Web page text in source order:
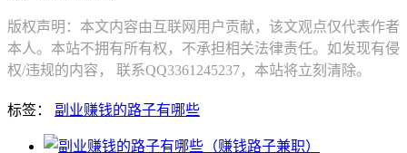
版权声明：本文内容由互联网用户贡献，该文观点仅代表作者
本人。本站不拥有所有权，不承担相关法律责任。如发现有侵
权/违规的内容， 联系QQ3361245237，本站将立刻清除。
标签： 副业赚钱的路子有哪些